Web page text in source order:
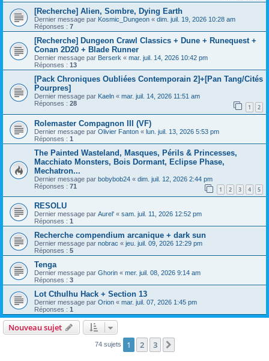
[Recherche] Alien, Sombre, Dying Earth
Dernier message par Kosmic_Dungeon « dim. juil. 19, 2026 10:28 am
Réponses : 7
[Recherche] Dungeon Crawl Classics + Dune + Runequest +
Conan 2D20 + Blade Runner
Dernier message par Berserk « mar. juil. 14, 2026 10:42 pm
Réponses : 13
[Pack Chroniques Oubliées Contemporain 2]+[Pan Tang/Cités
Pourpres]
Dernier message par Kaeln « mar. juil. 14, 2026 11:51 am
Réponses : 28 1 2
Rolemaster Compagnon III (VF)
Dernier message par Olivier Fanton « lun. juil. 13, 2026 5:53 pm
Réponses : 1
The Painted Wasteland, Masques, Périls & Princesses,
Macchiato Monsters, Bois Dormant, Eclipse Phase,
Mechatron...
Dernier message par bobybob24 « dim. juil. 12, 2026 2:44 pm
Réponses : 71 1 2 3 4 5
RESOLU
Dernier message par Aurel' « sam. juil. 11, 2026 12:52 pm
Réponses : 1
Recherche compendium arcanique + dark sun
Dernier message par nobrac « jeu. juil. 09, 2026 12:29 pm
Réponses : 5
Tenga
Dernier message par Ghorin « mer. juil. 08, 2026 9:14 am
Réponses : 3
Lot Cthulhu Hack + Section 13
Dernier message par Orion « mar. juil. 07, 2026 1:45 pm
Réponses : 1
Nouveau sujet
74 sujets 1 2 3